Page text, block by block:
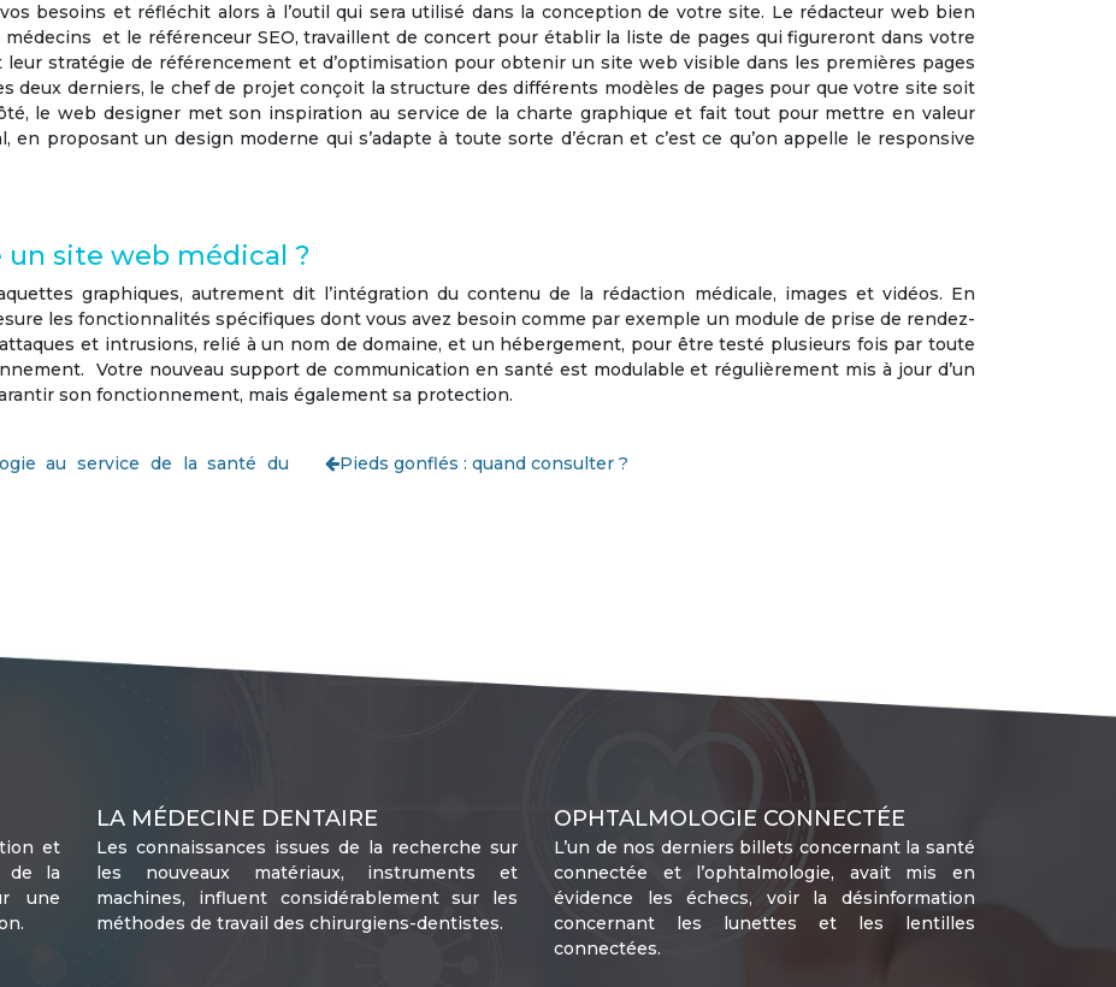
besoins et réfléchit alors à l’outil qui sera utilisé dans la conception de votre site. Le rédacteur web bien
et le référenceur SEO, travaillent de concert pour établir la liste de pages qui figureront dans votre
leurstratégie de référencement et d’optimisation pour obtenir un site web visible dans les premières pages
deux derniers, le chef de projet conçoit la structure des différents modèles de pages pour que votre site soit
le web designer met son inspiration au service de la charte graphique et fait tout pour mettre en valeur
en proposant un design moderne qui s’adapte à toute sorte d’écran et c’est ce qu’on appelle le responsive
site web médical ?
graphiques, autrement dit l’intégration du contenu de la rédaction médicale, images et vidéos. En
les fonctionnalités spécifiques dont vous avez besoin comme par exemple un module de prise de rendez-
et intrusions, relié à un nom de domaine, et un hébergement, pour être testé plusieurs fois par toute
Votre nouveau support de communication en santé est modulable et régulièrement mis à jour d’un
son fonctionnement, mais également sa protection.
au service de la santé du
Pieds gonflés : quand consulter ?
et
de la
une
LA MÉDECINE DENTAIRE
Les connaissances issues de la recherche sur
les nouveaux matériaux, instruments et
machines, influent considérablement sur les
méthodes de travail des chirurgiens-dentistes.
OPHTALMOLOGIE CONNECTÉE
L’un de nos derniers billets concernant la santé
connectée et l’ophtalmologie, avait mis en
évidence les échecs, voir la désinformation
concernant les lunettes et les lentilles
connectées.